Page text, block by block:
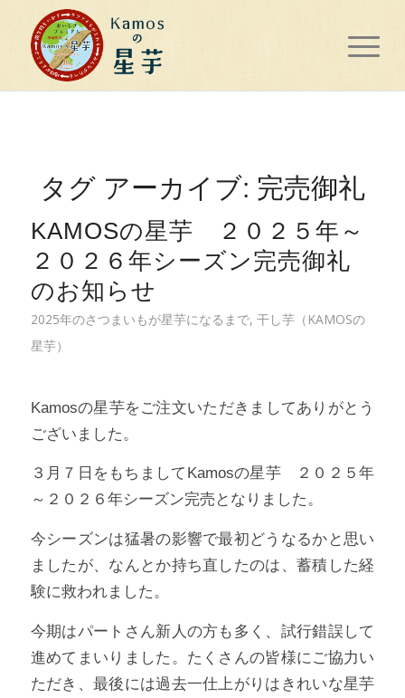
タグ アーカイブ: 完売御礼
KAMOSの星芋 ２０２５年～
２０２６年シーズン完売御礼
のお知らせ
2025年のさつまいもが星芋になるまで, 干し芋（KAMOSの
星芋）
Kamosの星芋をご注文いただきましてありがとう
ございました。
３月７日をもちましてKamosの星芋 ２０２５年
～２０２６年シーズン完売となりました。
今シーズンは猛暑の影響で最初どうなるかと思い
ましたが、なんとか持ち直したのは、蓄積した経
験に救われました。
今期はパートさん新人の方も多く、試行錯誤して
進めてまいりました。たくさんの皆様にご協力い
ただき、最後には過去一仕上がりはきれいな星芋